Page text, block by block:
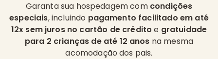
Garanta sua hospedagem com condições
especiais, incluindo pagamento facilitado em até
12x sem juros no cartão de crédito e gratuidade
para 2 crianças de até 12 anos na mesma
acomodação dos pais.